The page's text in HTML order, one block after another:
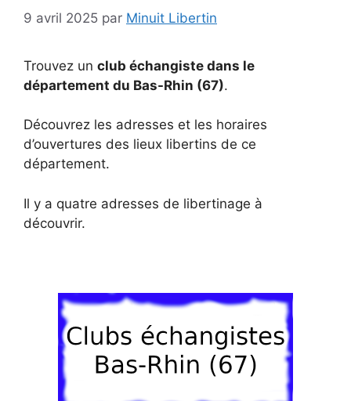
9 avril 2025 par Minuit Libertin
Trouvez un club échangiste dans le
département du Bas-Rhin (67).
Découvrez les adresses et les horaires
d’ouvertures des lieux libertins de ce
département.
Il y a quatre adresses de libertinage à
découvrir.